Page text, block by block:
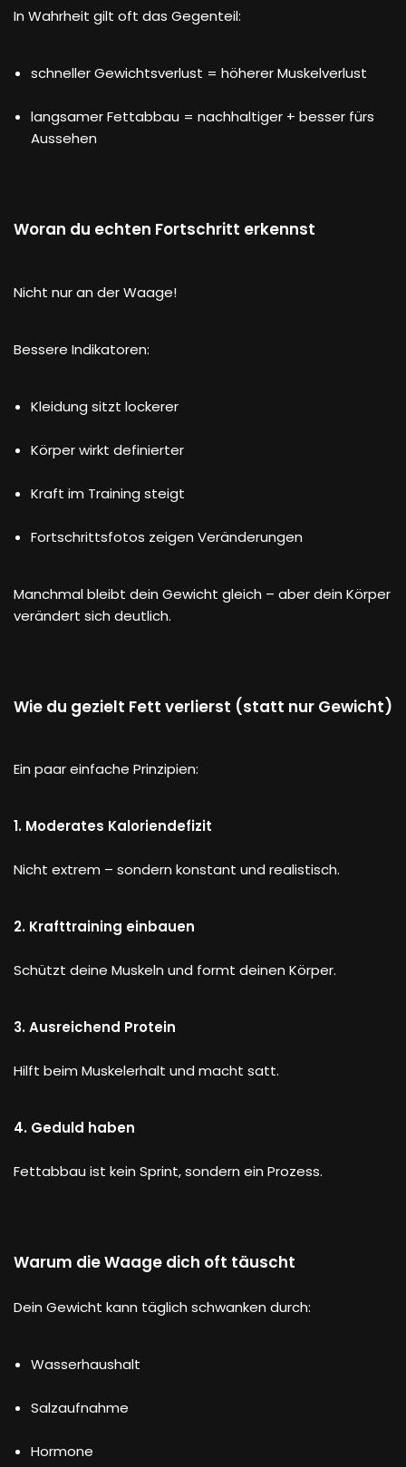
In Wahrheit gilt oft das Gegenteil:
schneller Gewichtsverlust = höherer Muskelverlust
langsamer Fettabbau = nachhaltiger + besser fürs
Aussehen
Woran du echten Fortschritt erkennst
Nicht nur an der Waage!
Bessere Indikatoren:
Kleidung sitzt lockerer
Körper wirkt definierter
Kraft im Training steigt
Fortschrittsfotos zeigen Veränderungen
Manchmal bleibt dein Gewicht gleich – aber dein Körper
verändert sich deutlich.
Wie du gezielt Fett verlierst (statt nur Gewicht)
Ein paar einfache Prinzipien:
1. Moderates Kaloriendefizit
Nicht extrem – sondern konstant und realistisch.
2. Krafttraining einbauen
Schützt deine Muskeln und formt deinen Körper.
3. Ausreichend Protein
Hilft beim Muskelerhalt und macht satt.
4. Geduld haben
Fettabbau ist kein Sprint, sondern ein Prozess.
Warum die Waage dich oft täuscht
Dein Gewicht kann täglich schwanken durch:
Wasserhaushalt
Salzaufnahme
Hormone